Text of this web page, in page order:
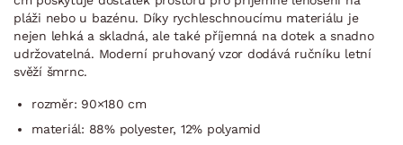
pláži nebo u bazénu. Díky rychleschnoucímu materiálu je
nejen lehká a skladná, ale také příjemná na dotek a snadno
udržovatelná. Moderní pruhovaný vzor dodává ručníku letní
svěží šmrnc.
rozměr: 90×180 cm
materiál: 88% polyester, 12% polyamid